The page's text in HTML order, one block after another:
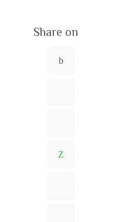
Share on